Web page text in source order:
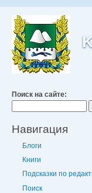
Поиск на сайте:
Навигация
Блоги
Книги
Подсказки по
Поиск